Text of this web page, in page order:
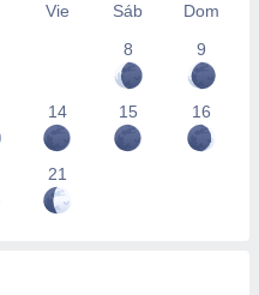
Vie Sáb
Dom
8
9
14 15 16
21